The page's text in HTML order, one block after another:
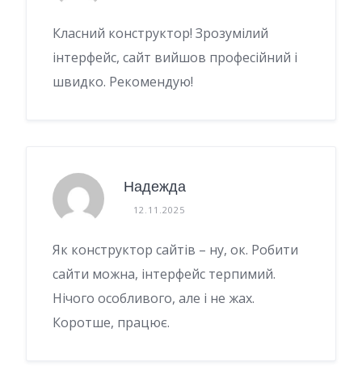
Класний конструктор! Зрозумілий
інтерфейс, сайт вийшов професійний і
швидко. Рекомендую!
Надежда
12.11.2025
Як конструктор сайтів – ну, ок. Робити
сайти можна, інтерфейс терпимий.
Нічого особливого, але і не жах.
Коротше, працює.